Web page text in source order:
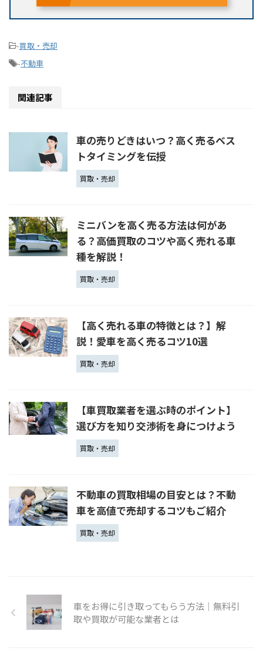
-買取・売却
-不動車
関連記事
車の売りどきはいつ？高く売るベス
トタイミングを伝授
買取・売却
ミニバンを高く売る方法は何があ
る？高価買取のコツや高く売れる車
種を解説！
買取・売却
【高く売れる車の特徴とは？】解
説！愛車を高く売るコツ10選
買取・売却
【車買取業者を選ぶ時のポイント】
選び方を知り交渉術を身につけよう
買取・売却
不動車の買取相場の目安とは？不動
車を高値で売却するコツもご紹介
買取・売却
車をお得に引き取ってもらう方法│無料引
取や買取が可能な業者とは